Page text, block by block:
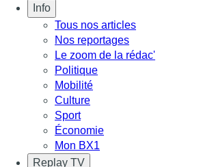
Info
Tous nos articles
Nos reportages
Le zoom de la rédac'
Politique
Mobilité
Culture
Sport
Économie
Mon BX1
Replay TV